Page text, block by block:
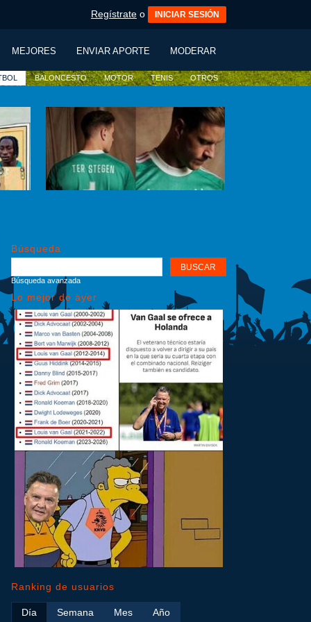
Regístrate o INICIAR SESIÓN
MEJORES ENVIAR APORTE MODERAR
BALONCESTO MOTOR TENIS OTROS
Búsqueda
Búsqueda avanzada
Lo mejor de ayer
Ranking de usuarios
Día Semana Mes Año